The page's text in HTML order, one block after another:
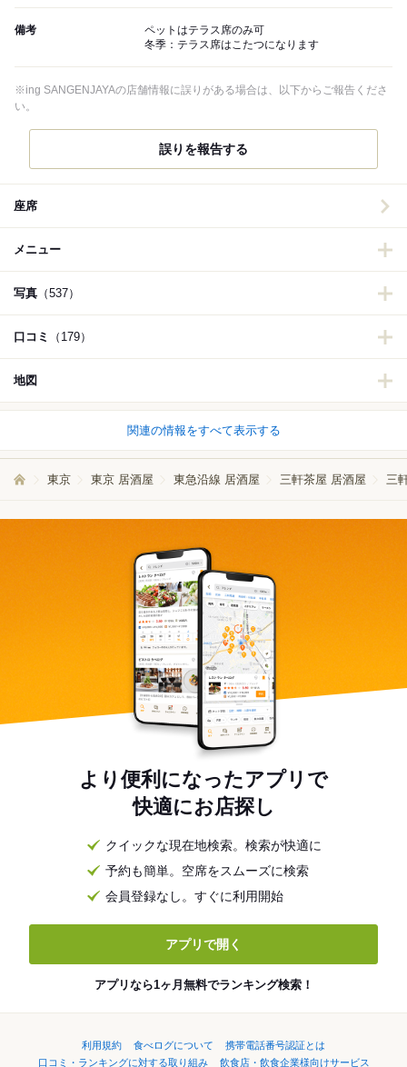
備考
ペットはテラス席のみ可
冬季：テラス席はこたつになります
※ing SANGENJAYAの店舗情報に誤りがある場合は、以下からご報告くださ
い。
誤りを報告する
座席
メニュー
写真 （537）
口コミ （179）
地図
関連の情報をすべて表示する
東京 東京 居酒屋 東急沿線 居酒屋 三軒茶屋 居酒屋 三
より便利になったアプリで
快適にお店探し
クイックな現在地検索。検索が快適に
予約も簡単。空席をスムーズに検索
会員登録なし。すぐに利用開始
アプリで開く
アプリなら1ヶ月無料でランキング検索！
利用規約 食べログについて
携帯電話番号認証とは
口コミ・ランキングに対する取り組み
飲食店・飲食企業様向けサービス